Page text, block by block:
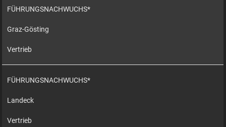
FÜHRUNGSNACHWUCHS*
Graz-Gösting
Vertrieb
FÜHRUNGSNACHWUCHS*
Landeck
Vertrieb